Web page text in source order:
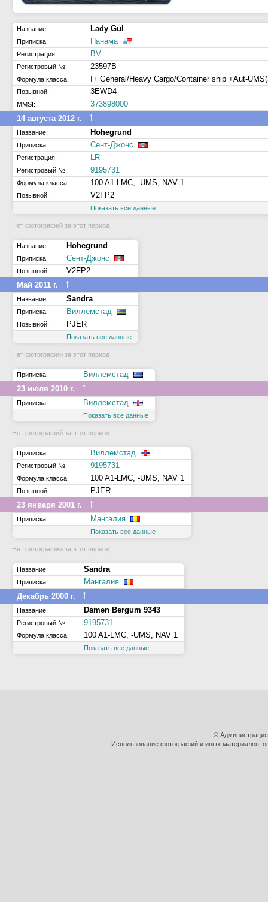
Название: Lady Gul
Приписка: Панама
Регистрация: BV
Регистровый №: 23597B
Формула класса: I+ General/Heavy Cargo/Container ship +Aut-
Позывной: 3EWD4
MMSI:
373898000
14 августа 2012 г.
↑
Название: Hohegrund
Приписка: Сент-Джонс
Регистрация: LR
Регистровый №: 9195731
Формула класса: 100 A1-LMC, -UMS, NAV 1
Позывной: V2FP2
Показать все данные
Нет фотографий за этот период
Название: Hohegrund
Приписка: Сент-Джонс
Позывной:
V2FP2
Май 2011 г.
↑
Название: Sandra
Приписка: Виллемстад
Позывной: PJER
Показать все данные
Нет фотографий за этот период
Приписка:
Виллемстад
23 июля 2010 г.
↑
Приписка: Виллемстад
Показать все данные
Нет фотографий за этот период
Приписка: Виллемстад
Регистровый №: 9195731
Формула класса: 100 A1-LMC, -UMS, NAV 1
Позывной:
PJER
23 января 2001 г.
↑
Приписка: Мангалия
Показать все данные
Нет фотографий за этот период
Название: Sandra
Приписка:
Мангалия
Декабрь 2000 г.
↑
Название: Damen Bergum 9343
Регистровый №: 9195731
Формула класса: 100 A1-LMC, -UMS, NAV 1
Показать все данные
©
Использование фотографий и иных материалов,